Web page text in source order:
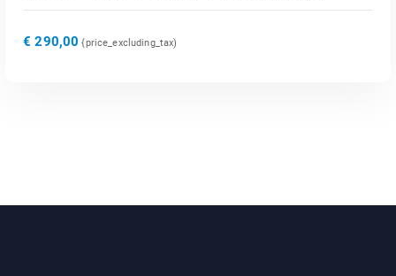
€ 290,00 {price_excluding_tax)